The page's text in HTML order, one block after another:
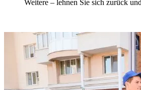
Weitere – lehnen Sie sich zurück